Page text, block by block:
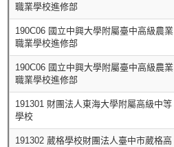
職業學校進修部
190C06 國立中興大學附屬臺中高級農業
職業學校進修部
190C06 國立中興大學附屬臺中高級農業
職業學校進修部
191301 財團法人東海大學附屬高級中等
學校
191302 葳格學校財團法人臺中市葳格高